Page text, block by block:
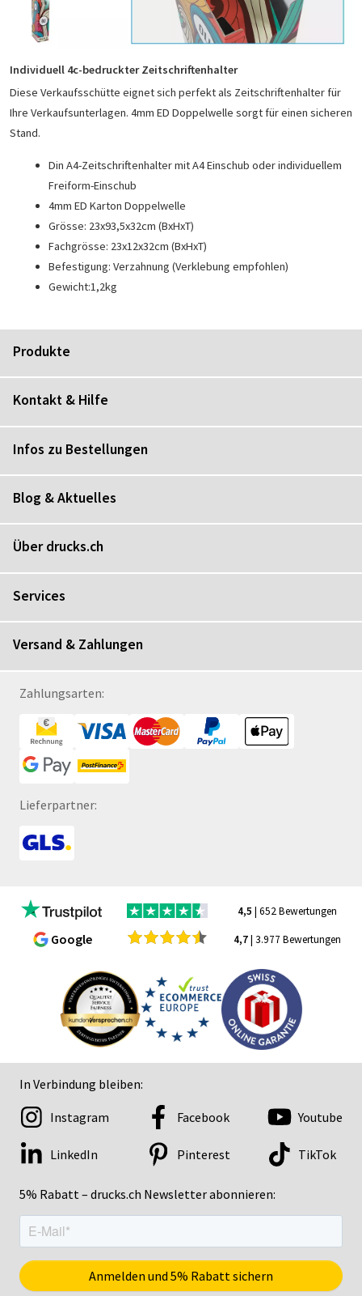
Individuell 4c-bedruckter Zeitschriftenhalter
Diese Verkaufsschütte eignet sich perfekt als Zeitschriftenhalter für
Ihre Verkaufsunterlagen. 4mm ED Doppelwelle sorgt für einen sicheren
Stand.
Din A4-Zeitschriftenhalter mit A4 Einschub oder individuellem
Freiform-Einschub
4mm ED Karton Doppelwelle
Grösse: 23x93,5x32cm (BxHxT)
Fachgrösse: 23x12x32cm (BxHxT)
Befestigung: Verzahnung (Verklebung empfohlen)
Gewicht:1,2kg
Produkte
Kontakt & Hilfe
Infos zu Bestellungen
Blog & Aktuelles
Über drucks.ch
Services
Versand & Zahlungen
Zahlungsarten:
Lieferpartner:
4,5 | 652 Bewertungen
Google 4,7| 3.977 Bewertungen
In Verbindung bleiben:
5% Rabatt – drucks.ch Newsletter abonnieren:
Instagram Facebook Youtube
LinkedIn Pinterest TikTok